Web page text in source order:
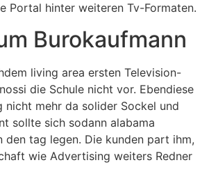
Portal hinter weiteren Tv-Formaten.
Burokaufmann
living area ersten Television-
die Schule nicht vor. Ebendiese
nicht mehr da solider Sockel und
sollte sich sodann alabama
den tag legen. Die kunden part ihm,
wie Advertising weiters Redner